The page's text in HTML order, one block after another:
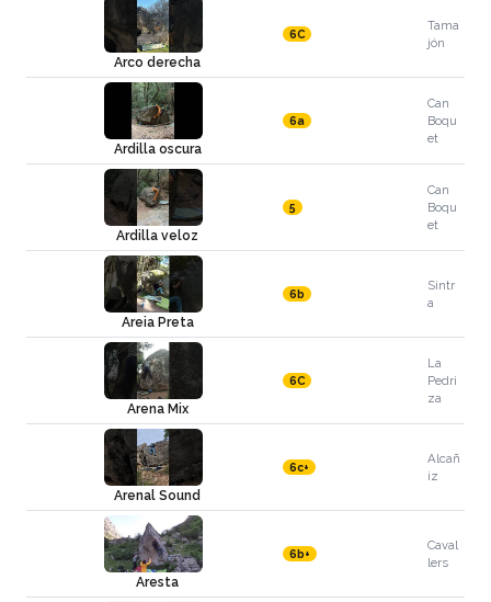
Arco derecha
6C
Tama
jón
Ardilla oscura
6a
Can
Boqu
et
Ardilla veloz
5
Can
Boqu
et
Areia Preta
6b
Sintr
a
Arena Mix
6C
La
Pedri
za
Arenal Sound
6c+
Alcañ
iz
Aresta
6b+
Caval
lers